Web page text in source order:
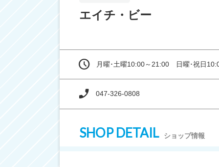
エイチ・ビー
月曜･土曜10:00～21:00 日曜･祝日
047-326-0808
SHOP DETAIL ショップ情報